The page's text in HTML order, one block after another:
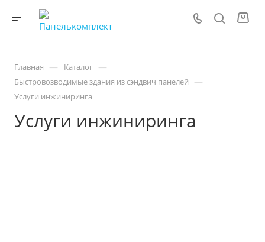
Главная — Каталог —
Быстровозводимые здания из сэндвич панелей —
Услуги инжиниринга
Услуги инжиниринга